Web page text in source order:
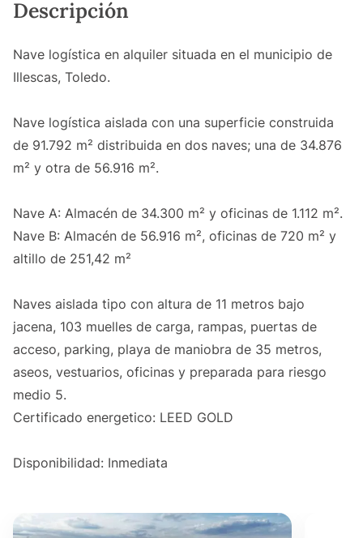
Descripción
Nave logística en alquiler situada en el municipio de
Illescas, Toledo.
Nave logística aislada con una superficie construida
de 91.792 m² distribuida en dos naves; una de 34.876
m² y otra de 56.916 m².
Nave A: Almacén de 34.300 m² y oficinas de 1.112 m².
Nave B: Almacén de 56.916 m², oficinas de 720 m² y
altillo de 251,42 m²
Naves aislada tipo con altura de 11 metros bajo
jacena, 103 muelles de carga, rampas, puertas de
acceso, parking, playa de maniobra de 35 metros,
aseos, vestuarios, oficinas y preparada para riesgo
medio 5.
Certificado energetico: LEED GOLD
Disponibilidad: Inmediata